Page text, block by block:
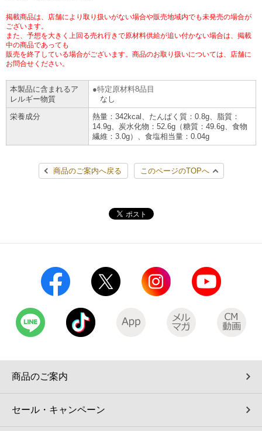
ニンテンドー・ダウンロードカード
スキャン
ファクス
チケット
プリペイドサービス
スポーツ振興くじ
行政サービス
学び・教育
セブン銀行ATM
ご利用可能なお支払い方法
スマホプリペイド
レジでApple Accountにチャージ
オンラインフォトサービス
コインランドリー（店舗限定）
自転車シェアリング（店舗限定）
モバイルバッテリーシェアリング（店舗限定）
モバイルWi-Fiバッテリーシェアリング（店舗限定）
荷物預かりサービス「ecbocloakエクボクローク」（店舗限定）
パウダースペース ラブン（店舗限定）
イープラス
JTB
セブンネットショッピング
貸借対照表・損益計算書
沿革
国内店舗数
売上高、店舗数推移
セブン‐イレブンの海外事業
データで見るセブン‐イレブン
セブン‐イレブンの「商品力」
セブン-イレブンの横顔
セブン-イレブンの歴史
サステナビリティ推進体制
GREEN CHALLENGE 2050
4VISIONS
サステナビリティニュース
サステナビリティレポート
報告書ライブラリー
店舗検索
お問い合わせ
Language
English (Corporate)
English (Services)
简体中文(服务)
한국어(서비스)
掲載商品は、店舗により取り扱いがない場合や販売地域内でも未発売の場合が
ございます。
また、予想を大きく上回る売れ行きで原材料供給が追い付かない場合は、掲載
中の商品であっても
販売を終了している場合がございます。商品のお取り扱いについては、店舗に
お問合せください。
本製品に含まれるア
レルギー物質
特定原材料8品目
なし
栄養成分
熱量：342kcal、たんぱく質：0.8g、脂質：
14.9g、炭水化物：52.6g（糖質：49.6g、食物
繊維：3.0g）、食塩相当量：0.04g
商品のご案内へ戻る このページのTOPへ
商品のご案内
セール・キャンペーン